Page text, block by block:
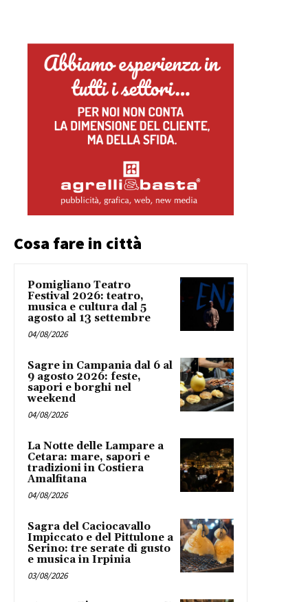
Cosa fare in città
Pomigliano Teatro
Festival 2026: teatro,
musica e cultura dal 5
agosto al 13 settembre
04/08/2026
Sagre in Campania dal 6 al
9 agosto 2026: feste,
sapori e borghi nel
weekend
04/08/2026
La Notte delle Lampare a
Cetara: mare, sapori e
tradizioni in Costiera
Amalfitana
04/08/2026
Sagra del Caciocavallo
Impiccato e del Pittulone a
Serino: tre serate di gusto
e musica in Irpinia
03/08/2026